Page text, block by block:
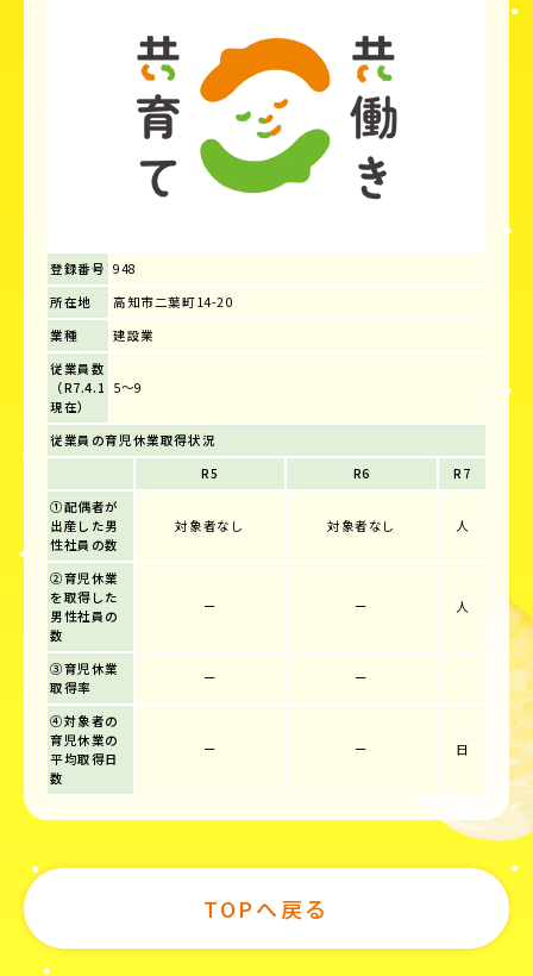
登録番号 948
所在地
高知市二葉町14-20
業種
建設業
従業員数
（R7.4.1
現在）
5～9
従業員の育児休業取得状況
R5
R6
R7
①配偶者が
出産した男
性社員の数
対象者なし 対象者なし 人
②育児休業
を取得した
男性社員の
数
ー ー 人
③育児休業
取得率
ー ー
④対象者の
育児休業の
平均取得日
数
ー ー 日
TOPへ戻る